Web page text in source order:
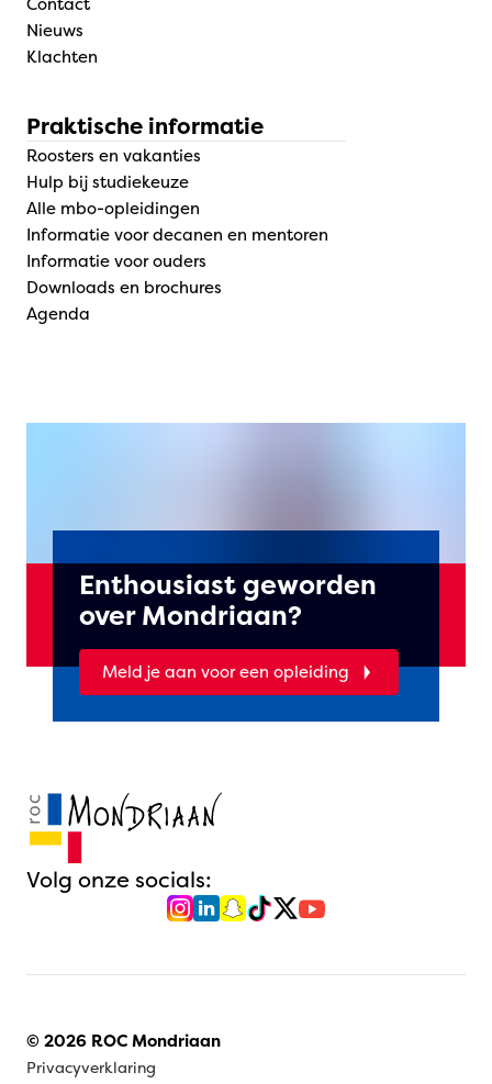
Nieuws
Klachten
Praktische informatie
Roosters en vakanties
Hulp bij studiekeuze
Alle mbo-opleidingen
Informatie voor decanen en mentoren
Informatie voor ouders
Downloads en brochures
Agenda
Enthousiast geworden
over Mondriaan?
Meld je aan voor een opleiding
Volg onze socials:
© 2026 ROC Mondriaan
Privacyverklaring